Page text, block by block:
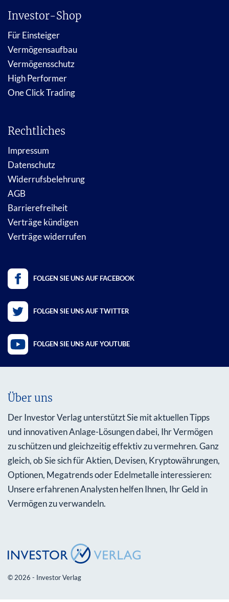
Investor-Shop
Für Einsteiger
Vermögensaufbau
Vermögensschutz
High Performer
One Click Trading
Rechtliches
Impressum
Datenschutz
Widerrufsbelehrung
AGB
Barrierefreiheit
Verträge kündigen
Verträge widerrufen
FOLGEN SIE UNS AUF FACEBOOK
FOLGEN SIE UNS AUF TWITTER
FOLGEN SIE UNS AUF YOUTUBE
Über uns
Der Investor Verlag unterstützt Sie mit aktuellen Tipps
und innovativen Anlage-Lösungen dabei, Ihr Vermögen
zu schützen und gleichzeitig effektiv zu vermehren. Ganz
gleich, ob Sie sich für Aktien, Devisen, Kryptowährungen,
Optionen, Megatrends oder Edelmetalle interessieren:
Unsere erfahrenen Analysten helfen Ihnen, Ihr Geld in
Vermögen zu verwandeln.
© 2026 - Investor Verlag